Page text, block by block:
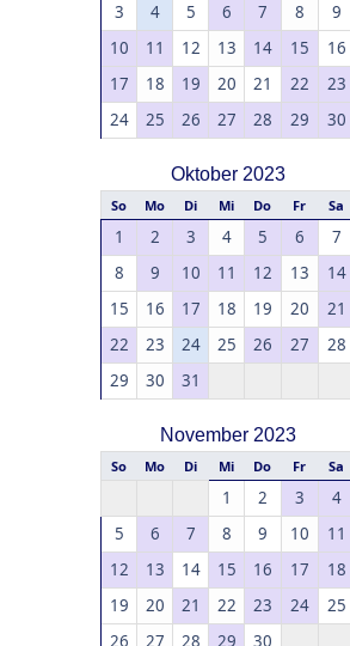
3
4 5 6 7 8
9
10
11 12 13 14 15
16
17
18 19 20 21 22
23
24
25 26 27 28 29 30
Oktober 2023
So Mo Di Mi Do Fr Sa
1 2 3 4 5 6
7
8
9 10 11 12 13
14
15
16 17 18 19 20
21
22
23 24 25 26 27
28
29
30 31
November 2023
So Mo Di Mi Do Fr Sa
1 2 3
4
5
6 7 8 9 10
11
12
13 14 15 16 17
18
19
20 21 22 23 24
25
26
27 28 29 30